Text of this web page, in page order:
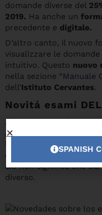
domande diverse del
2019. Ha anche un
precedente e digitale.
D’altro canto, il nuovo
visualizzare le
intuitivo. Questo nuovo
nella sezione “Manuale
dell’Istituto Cervantes.
Novitá esami
Allo stesso modo, nel
A2
livello A2 è stato
esigenze della maggior
ciò non significa che
diverso.
SPANISH